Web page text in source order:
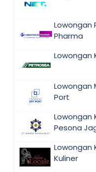
Lowongan
Pharma
Lowongan
Lowongan
Port
Lowongan
Pesona
Lowongan
Kuliner